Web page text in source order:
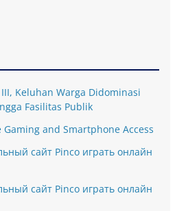
Keluhan Warga Didominasi
Fasilitas Publik
and Smartphone Access
сайт Pinco играть онлайн
сайт Pinco играть онлайн